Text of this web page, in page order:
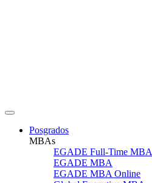
Posgrados
MBAs
EGADE Full-Time MBA
EGADE MBA
EGADE MBA Online